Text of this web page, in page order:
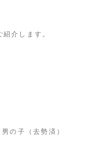
介します。
子（去勢済）